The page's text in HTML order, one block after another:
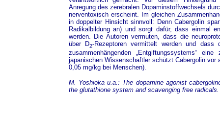
Anregung des zerebralen Dopaminstoffwechsels
nerventoxisch erscheint. Im gleichen
in doppelter Hinsicht sinnvoll: Denn Cabergolin
Radikalbildung an) und sorgt dafür, dass einmal
werden. Die Autoren vermuten, dass die
über D2-Rezeptoren vermittelt werden und
zusammenhängenden „Entgiftungssystems“
japanischen Wissenschaftler schützt Cabergolin vor
0,05 mg/kg bei Menschen).
M. Yoshioka u.a.: The dopamine agonist
the glutathione system and scavenging free